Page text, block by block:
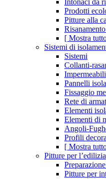
Intonaci da
Prodotti
Pitture alla
[ Mostra
Sistemi di
Sistemi
Collanti-
Pannelli
Fissaggio
Rete di
Elementi
Elementi di
Angoli-
Profili
[ Mostra
Pitture per l’edilizia
Pitture per